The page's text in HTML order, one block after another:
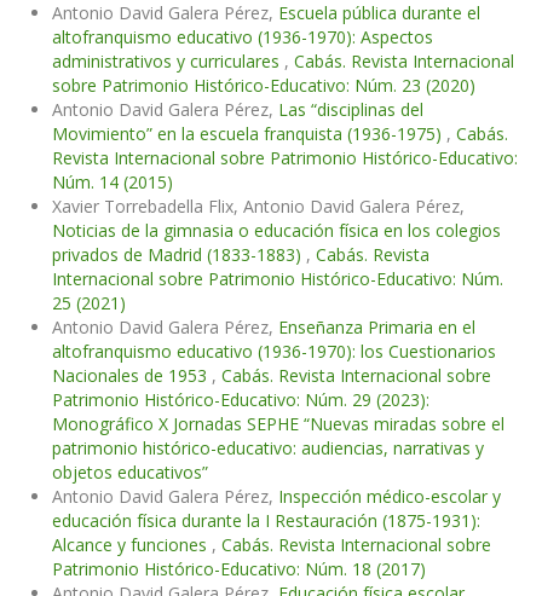
Antonio David Galera Pérez, Escuela pública durante el
altofranquismo educativo (1936-1970): Aspectos
administrativos y curriculares , Cabás. Revista Internacional
sobre Patrimonio Histórico-Educativo: Núm. 23 (2020)
Antonio David Galera Pérez, Las “disciplinas del
Movimiento” en la escuela franquista (1936-1975) , Cabás.
Revista Internacional sobre Patrimonio Histórico-Educativo:
Núm. 14 (2015)
Xavier Torrebadella Flix, Antonio David Galera Pérez,
Noticias de la gimnasia o educación física en los colegios
privados de Madrid (1833-1883) , Cabás. Revista
Internacional sobre Patrimonio Histórico-Educativo: Núm.
25 (2021)
Antonio David Galera Pérez, Enseñanza Primaria en el
altofranquismo educativo (1936-1970): los Cuestionarios
Nacionales de 1953 , Cabás. Revista Internacional sobre
Patrimonio Histórico-Educativo: Núm. 29 (2023):
Monográfico X Jornadas SEPHE “Nuevas miradas sobre el
patrimonio histórico-educativo: audiencias, narrativas y
objetos educativos”
Antonio David Galera Pérez, Inspección médico-escolar y
educación física durante la I Restauración (1875-1931):
Alcance y funciones , Cabás. Revista Internacional sobre
Patrimonio Histórico-Educativo: Núm. 18 (2017)